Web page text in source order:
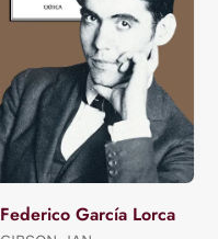
Federico García Lorca